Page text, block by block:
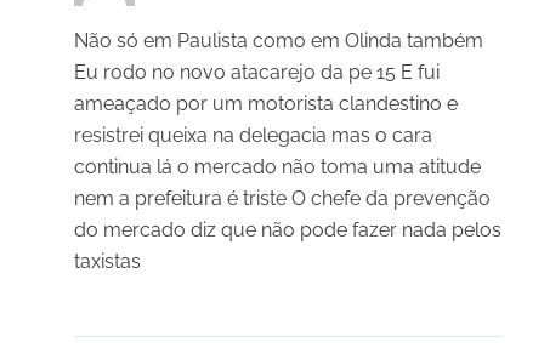
Não só em Paulista como em Olinda também
Eu rodo no novo atacarejo da pe 15 E fui
ameaçado por um motorista clandestino e
resistrei queixa na delegacia mas o cara
continua lá o mercado não toma uma atitude
nem a prefeitura é triste O chefe da prevenção
do mercado diz que não pode fazer nada pelos
taxistas